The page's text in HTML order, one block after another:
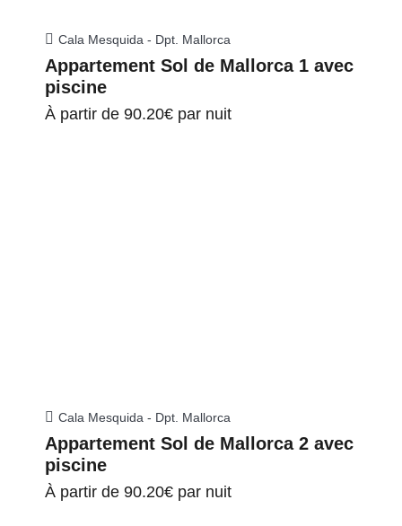
Cala Mesquida - Dpt. Mallorca
Appartement Sol de Mallorca 1 avec
piscine
À partir de 90.20€ par nuit
Cala Mesquida - Dpt. Mallorca
Appartement Sol de Mallorca 2 avec
piscine
À partir de 90.20€ par nuit